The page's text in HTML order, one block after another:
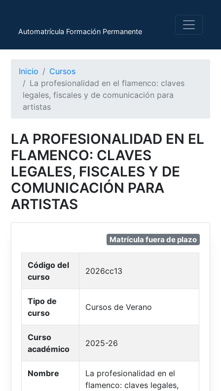
Automatrícula Formación Permanente
Inicio
Cursos
La profesionalidad en el flamenco: claves
legales, fiscales y de comunicación para
artistas
LA PROFESIONALIDAD EN EL
FLAMENCO: CLAVES
LEGALES, FISCALES Y DE
COMUNICACIÓN PARA
ARTISTAS
Matrícula fuera de plazo
Código del
curso
2026cc13
Tipo de
curso
Cursos de Verano
Curso
académico
2025-26
Nombre
La profesionalidad en el
flamenco: claves legales,